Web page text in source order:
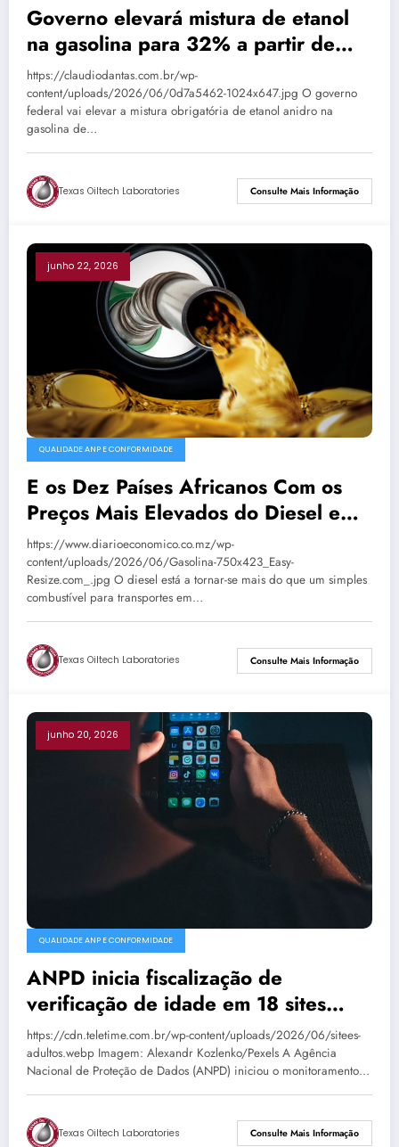
Governo elevará mistura de etanol
na gasolina para 32% a partir de
quarta-feira (24), diz Alckmin
https://claudiodantas.com.br/wp-
content/uploads/2026/06/0d7a5462-1024x647.jpg O governo
federal vai elevar a mistura obrigatória de etanol anidro na
gasolina de…
Texas Oiltech Laboratories Consulte Mais Informação
junho 22, 2026
QUALIDADE ANP E CONFORMIDADE
E os Dez Países Africanos Com os
Preços Mais Elevados do Diesel em
Maio Foram…? • Diário Económico
https://www.diarioeconomico.co.mz/wp-
content/uploads/2026/06/Gasolina-750x423_Easy-
Resize.com_.jpg O diesel está a tornar-se mais do que um simples
combustível para transportes em…
Texas Oiltech Laboratories Consulte Mais Informação
junho 20, 2026
QUALIDADE ANP E CONFORMIDADE
ANPD inicia fiscalização de
verificação de idade em 18 sites
adultos
https://cdn.teletime.com.br/wp-content/uploads/2026/06/sitees-
adultos.webp Imagem: Alexandr Kozlenko/Pexels A Agência
Nacional de Proteção de Dados (ANPD) iniciou o monitoramento…
Texas Oiltech Laboratories Consulte Mais Informação